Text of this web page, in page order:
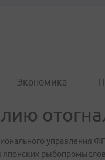
Экономика
управления
японских